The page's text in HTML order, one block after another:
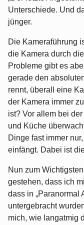
Unterschiede. Und
jünger.
Die Kameraführung
die Kamera durch
Probleme gibt es
gerade den
rennt, überall eine
der Kamera immer
ist? Vor allem bei
und Küche
Dinge fast immer
einfängt. Dabei ist
Nun zum
gestehen, dass ich
dass in „Paranormal
untergebracht
mich, wie langatmig